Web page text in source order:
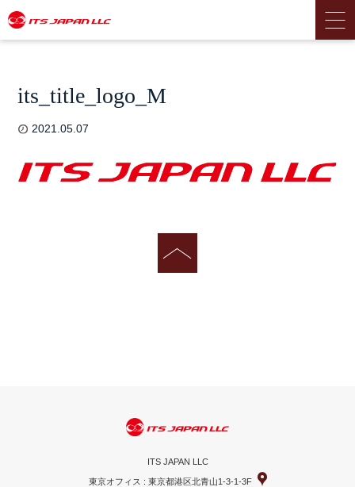
its_title_logo_M
2021.05.07
ITS JAPAN LLC
東京オフィス : 東京都港区北青山1-3-1-3F